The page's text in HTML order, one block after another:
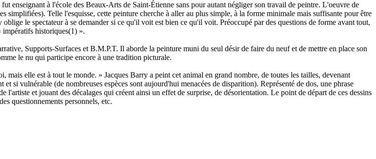
enseignant à l'école des Beaux-Arts de Saint-Étienne sans pour autant négliger son travail de peintre. L'oeuvre de
simplifiées). Telle l'esquisse, cette peinture cherche à aller au plus simple, à la forme minimale mais suffisante pour être
le spectateur à se demander si ce qu'il voit est bien ce qu'il voit. Préoccupé par des questions de forme avant tout,
impératifs historiques(1) ».
Supports-Surfaces et B.M.P.T. Il aborde la peinture muni du seul désir de faire du neuf et de mettre en place son
le nu qui participe encore à une tradition picturale.
elle est à tout le monde. » Jacques Barry a peint cet animal en grand nombre, de toutes les tailles, devenant
si vulnérable (de nombreuses espèces sont aujourd'hui menacées de disparition). Représenté de dos, une phrase
et jouant des décalages qui créent ainsi un effet de surprise, de désorientation. Le point de départ de ces dessins
questionnements personnels, etc.